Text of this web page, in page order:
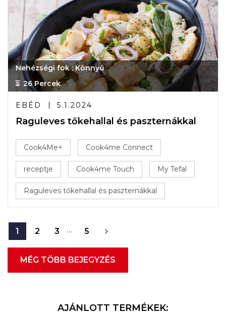
Nehézségi fok : Könnyű
26 Percek
EBÉD 5.1.2024
Raguleves tőkehallal és paszternákkal
Cook4Me+ Cook4me Connect
receptje Cook4me Touch My Tefal
Raguleves tőkehallal és paszternákkal
1 2 3 … 5
MÉG TÖBB BEJEGYZÉS
AJÁNLOTT TERMÉKEK: